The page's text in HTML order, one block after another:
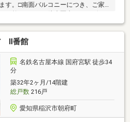
す。□南面バルコニーにつき、ご家
辺環境充実！□オートロックマンシ
お子様も安心です。＊＊ライフイン
＊■名鉄尾西線「森上」駅…徒歩約30
…徒歩約13分■祖父江中学校…徒歩約
マート 稲沢祖父江曲店…徒歩約5分■
…徒歩約7分物件の詳細はもちろ
どのご相談も承ります！まずはお気
ください♪
Ⅱ番館
名鉄名古屋本線 国府宮駅 徒歩34
分
築32年2ヶ月/14階建
総戸数216戸
愛知県稲沢市朝府町